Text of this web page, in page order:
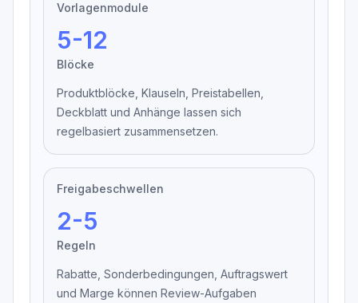
Vorlagenmodule
5-12
Blöcke
Produktblöcke, Klauseln, Preistabellen,
Deckblatt und Anhänge lassen sich
regelbasiert zusammensetzen.
Freigabeschwellen
2-5
Regeln
Rabatte, Sonderbedingungen, Auftragswert
und Marge können Review-Aufgaben